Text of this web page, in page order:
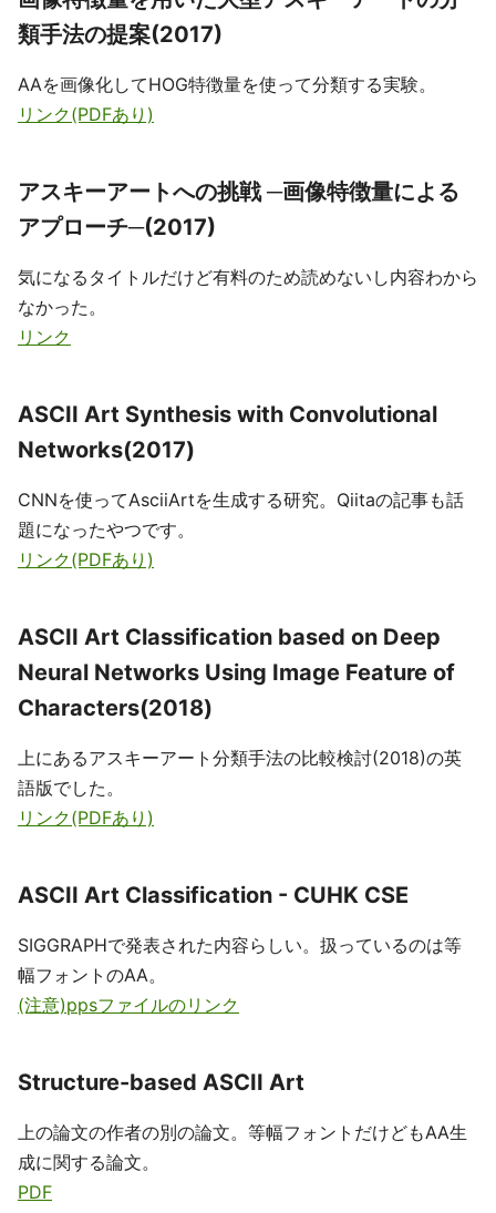
類手法の提案(2017)
AAを画像化してHOG特徴量を使って分類する実験。
リンク(PDFあり)
アスキーアートへの挑戦 ─画像特徴量による
アプローチ─(2017)
気になるタイトルだけど有料のため読めないし内容わから
なかった。
リンク
ASCII Art Synthesis with Convolutional
Networks(2017)
CNNを使ってAsciiArtを生成する研究。Qiitaの記事も話
題になったやつです。
リンク(PDFあり)
ASCII Art Classification based on Deep
Neural Networks Using Image Feature of
Characters(2018)
上にあるアスキーアート分類手法の比較検討(2018)の英
語版でした。
リンク(PDFあり)
ASCII Art Classification - CUHK CSE
SIGGRAPHで発表された内容らしい。扱っているのは等
幅フォントのAA。
(注意)ppsファイルのリンク
Structure-based ASCII Art
上の論文の作者の別の論文。等幅フォントだけどもAA生
成に関する論文。
PDF